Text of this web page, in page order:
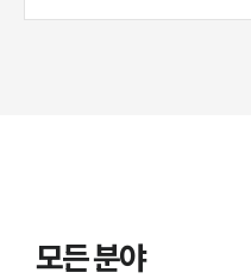
모든 분야